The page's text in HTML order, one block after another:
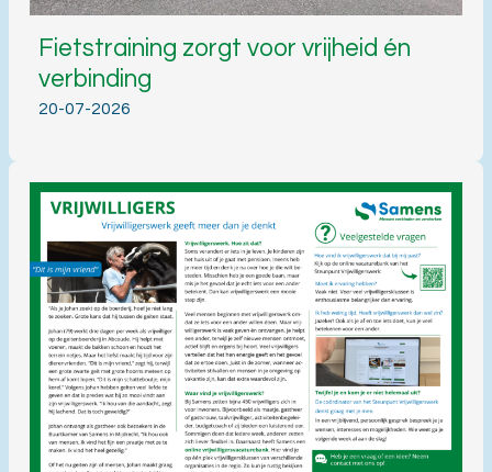
Fietstraining zorgt voor vrijheid én
verbinding
20-07-2026